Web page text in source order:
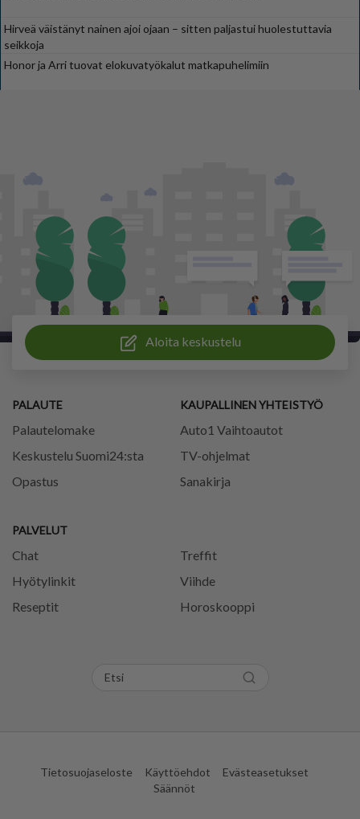
Hirveä väistänyt nainen ajoi ojaan – sitten paljastui huolestuttavia
seikkoja
Honor ja Arri tuovat elokuvatyökalut matkapuhelimiin
Aloita keskustelu
PALAUTE
Palautelomake
Keskustelu Suomi24:sta
Opastus
PALVELUT
Chat
Treffit
Hyötylinkit
Viihde
Reseptit
Horoskooppi
KAUPALLINEN YHTEISTYÖ
Auto1 Vaihtoautot
TV-ohjelmat
Sanakirja
Tietosuojaseloste Käyttöehdot
Evästeasetukset
Säännöt